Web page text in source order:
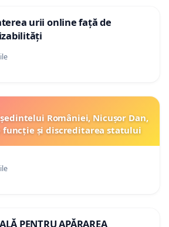
urii online față de
României, Nicușor Dan,
funcție și discreditarea statului
PENTRU APĂRAREA